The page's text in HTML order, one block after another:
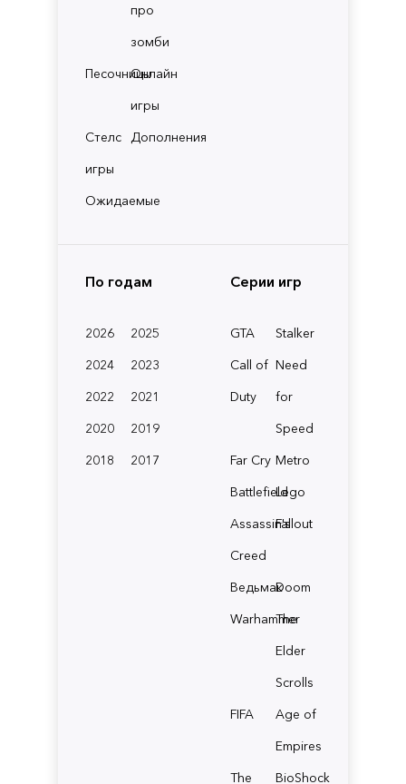
про
зомби
ПесочницыОнлайн
игры
Стелс
игры
Дополнения
Ожидаемые
По годам
2026
2025
2024
2023
2022
2021
2020
2019
2018
2017
Серии игр
GTA
Stalker
Call of
Duty
Need
for
Speed
Far Cry Metro
BattlefieldLego
Assassin's
Creed
Fallout
ВедьмакDoom
Warhammer
The
Elder
Scrolls
FIFA
Age of
Empires
The
BioShock